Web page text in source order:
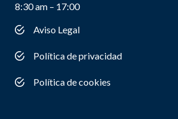
8:30 am – 17:00
Aviso Legal
Política de privacidad
Política de cookies